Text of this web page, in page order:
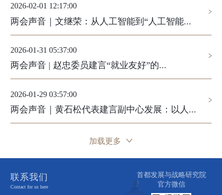
2026-02-01 12:17:00
两会声音｜文继荣：从人工智能到“人工智能...
2026-01-31 05:37:00
两会声音 | 赵忠委员建言“就业友好”的...
2026-01-29 03:57:00
两会声音｜黄石松代表建言副中心发展：以人...
加载更多
联系我们
Contact for us here
首都发展与战略研究院
官方微信